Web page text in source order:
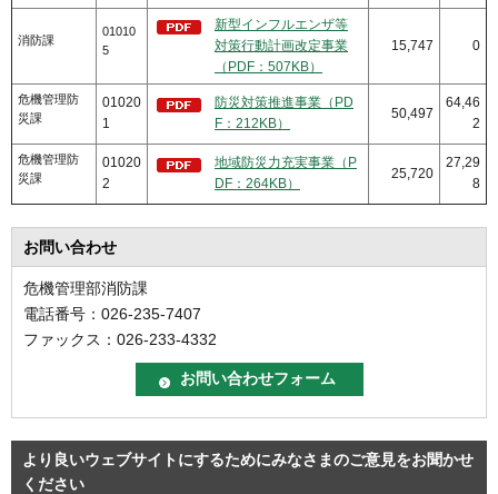
消防課
01010
5
新型インフルエンザ等
対策行動計画改定事業
（PDF：507KB）
15,747 0
危機管理防
災課
01020
1
防災対策推進事業（PD
F：212KB）
50,497
64,46
2
危機管理防
災課
01020
2
地域防災力充実事業（P
DF：264KB）
25,720
27,29
8
お問い合わせ
危機管理部消防課
電話番号：026-235-7407
ファックス：026-233-4332
より良いウェブサイトにするためにみなさまのご意見をお聞かせ
ください